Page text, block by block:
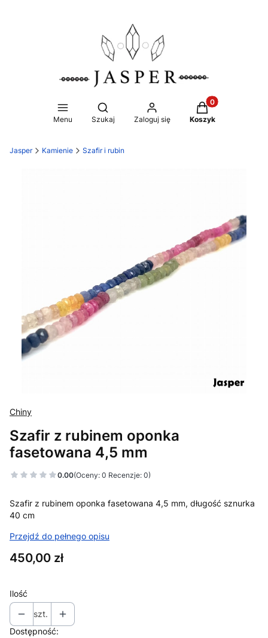
Menu
Otwórz wyszukiwarkę
Szukaj Zaloguj się
Produkty w
Koszyk
Jasper Kamienie Szafir i rubin
Chiny
Szafir z rubinem oponka
fasetowana 4,5 mm
0.00(Oceny: 0 Recenzje: 0)
Szafir z rubinem oponka fasetowana 4,5 mm, długość sznurka
40 cm
Przejdź do pełnego opisu
Cena
450,00 zł
Ilość
szt.
Dostępność: